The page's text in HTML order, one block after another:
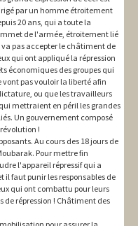
par un homme étroitement
20 ans, qui a toute la
de l'armée, étroitement lié
pas accepter le châtiment de
qui ont appliqué la répression
économiques des groupes qui
vont pas vouloir la liberté afin
ou que les travailleurs
mettraient en péril les grandes
Un gouvernement composé
!
Au cours des 18 jours de
Pour mettre fin
l'appareil répressif qui a
faut punir les responsables de
qui ont combattu pour leurs
de répression ! Châtiment des